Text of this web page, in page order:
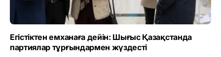
Егістіктен емханаға дейін: Шығыс Қазақстанда
партиялар тұрғындармен жүздесті